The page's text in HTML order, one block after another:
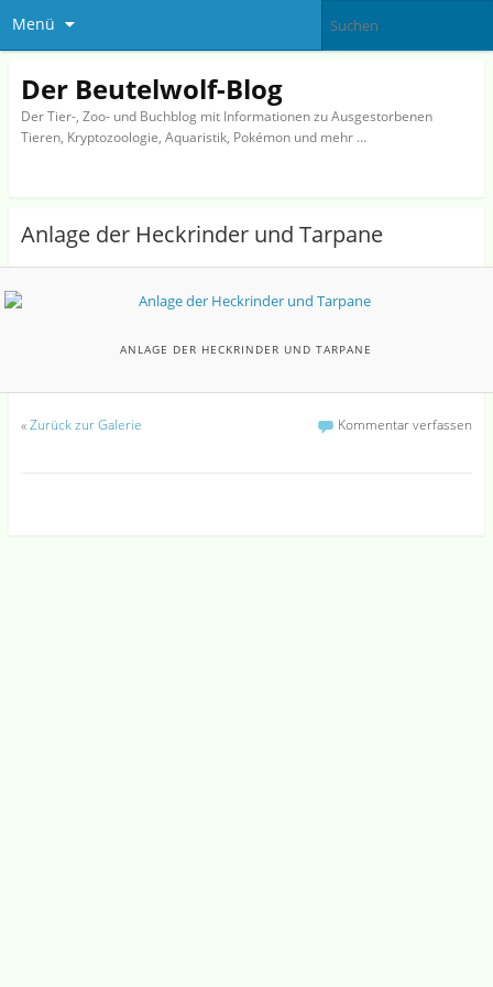
Menü
Der Beutelwolf-Blog
Der Tier-, Zoo- und Buchblog mit Informationen zu Ausgestorbenen
Tieren, Kryptozoologie, Aquaristik, Pokémon und mehr …
Anlage der Heckrinder und Tarpane
ANLAGE DER HECKRINDER UND TARPANE
«Zurück zur Galerie Kommentar verfassen